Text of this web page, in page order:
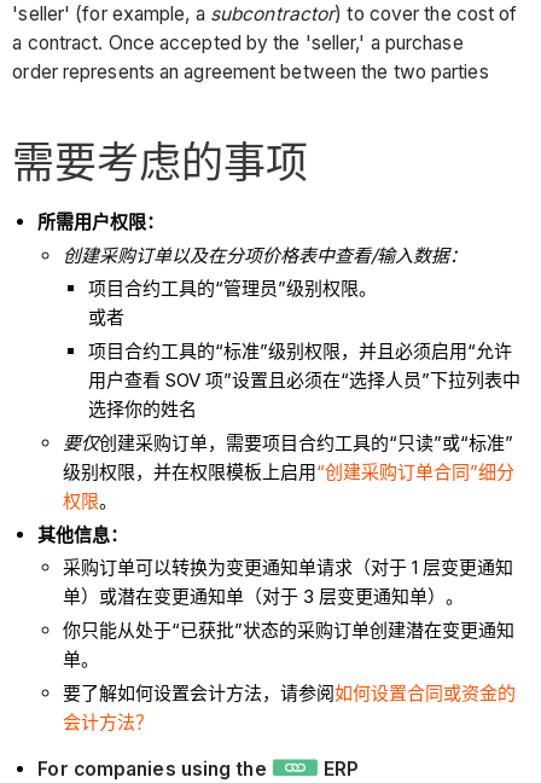
'seller' (for example, a subcontractor) to cover the cost of
a contract. Once accepted by the 'seller,' a purchase
order represents an agreement between the two parties
需要考虑的事项
所需用户权限：
创建采购订单以及在分项价格表中查看/输入数据：
项目合约工具的“管理员”级别权限。
或者
项目合约工具的“标准”级别权限，并且必须启用“允许
用户查看 SOV 项”设置且必须在“选择人员”下拉列表中
选择你的姓名
要仅创建采购订单，需要项目合约工具的“只读”或“标准”
级别权限，并在权限模板上启用“创建采购订单合同”细分
权限。
其他信息：
采购订单可以转换为变更通知单请求（对于 1 层变更通知
单）或潜在变更通知单（对于 3 层变更通知单）。
你只能从处于“已获批”状态的采购订单创建潜在变更通知
单。
要了解如何设置会计方法，请参阅如何设置合同或资金的
会计方法？
For companies using the
ERP